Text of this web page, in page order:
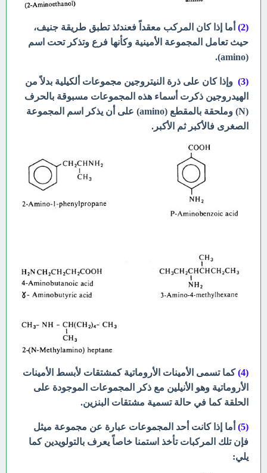
(2)
أما إذا كان المركب معقداً فعندئذ تطبق طريقة جنيف،
حيث تعامل المجموعة الأمينية وكأنها فرع وتذكر تحت اسم
(amino).
(3)
وإذا كان على ذرة النيتروجين مجموعات ألكيلية بدلاً من
الهيدروجين ذكرت أسماء هذه المجموعات مسبوقة بالحرف
(N) وملحقة بالمقطع (amino) على أن يذكر اسم المجموعة
الصغرى فالأكبر ثم الأكبر.
(4)
كما تسمى الأمينات الأروماتية كمشتقات لأبسط الأمينات
الأروماتية وهو الأنيلين مع ذكر المجموعات الموجودة على
الحلقة كما في حالة تسمية مشتقات البنزين.
(5)
أما إذا كانت أحد المجموعات عبارة عن مجموعة ميثل
فإن تلك المركبات تأخذ استمنا خاصاً يعرف بالتولويدين كما
يلي: